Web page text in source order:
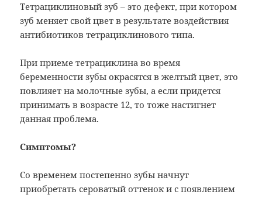
Тетрациклиновый зуб – это дефект, при котором
зуб меняет свой цвет в результате воздействия
антибиотиков тетрациклинового типа.
При приеме тетрациклина во время
беременности зубы окрасятся в желтый цвет, это
повлияет на молочные зубы, а если придется
принимать в возрасте 12, то тоже настигнет
данная проблема.
Симптомы?
Со временем постепенно зубы начнут
приобретать сероватый оттенок и с появлением